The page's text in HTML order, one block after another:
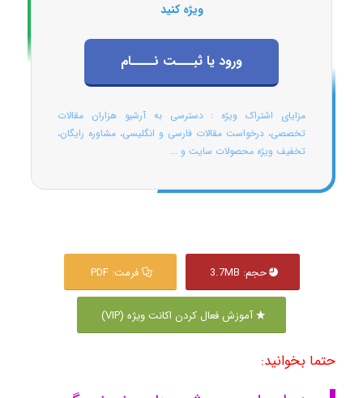
ویژه کنید
ورود یا ثبـــت نــــام
مزایای اشتراک ویژه : دسترسی به آرشیو هزاران مقالات
تخصصی، درخواست مقالات فارسی و انگلیسی، مشاوره رایگان،
تخفیف ویژه محصولات سایت و ...
حجم: 3.7MB فرمت: PDF
آموزش فعال کردن اکانت ویژه (VIP)
حتما بخوانید: